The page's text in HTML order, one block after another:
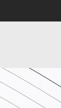
소개
전시
공지사항
자료실
후원하기
기타링크